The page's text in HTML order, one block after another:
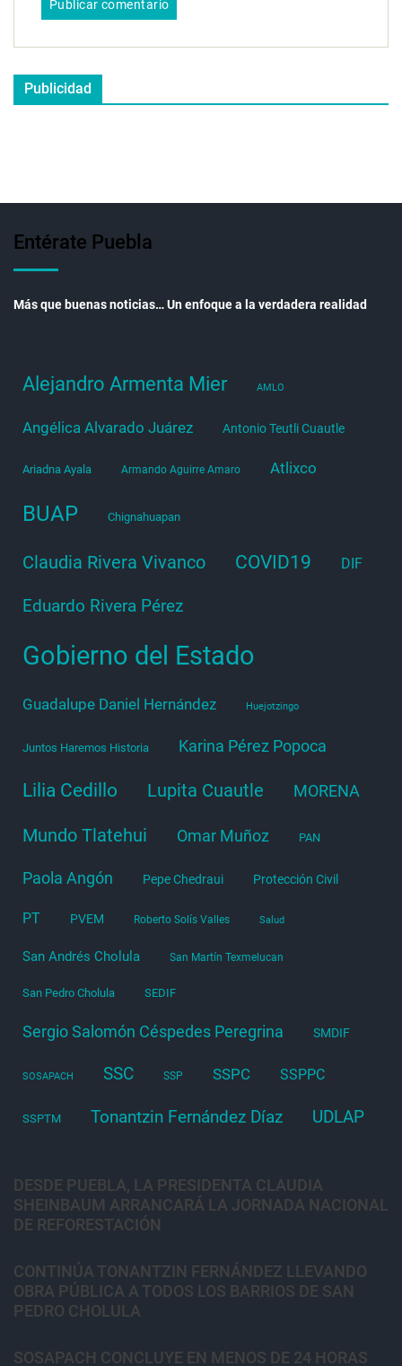
Publicidad
Entérate Puebla
Más que buenas noticias… Un enfoque a la verdadera realidad
Alejandro Armenta Mier AMLO
Angélica Alvarado Juárez Antonio Teutli Cuautle
Ariadna Ayala Armando Aguirre Amaro Atlixco
BUAP Chignahuapan
Claudia Rivera Vivanco COVID19 DIF
Eduardo Rivera Pérez
Gobierno del Estado
Guadalupe Daniel Hernández Huejotzingo
Juntos Haremos Historia Karina Pérez Popoca
Lilia Cedillo Lupita Cuautle MORENA
Mundo Tlatehui Omar Muñoz PAN
Paola Angón Pepe Chedraui Protección Civil
PT PVEM Roberto Solís Valles Salud
San Andrés Cholula San Martín Texmelucan
San Pedro Cholula SEDIF
Sergio Salomón Céspedes Peregrina SMDIF
SOSAPACH SSC SSP SSPC SSPPC
SSPTM Tonantzin Fernández Díaz UDLAP
DESDE PUEBLA, LA PRESIDENTA CLAUDIA
SHEINBAUM ARRANCARÁ LA JORNADA NACIONAL
DE REFORESTACIÓN
CONTINÚA TONANTZIN FERNÁNDEZ LLEVANDO
OBRA PÚBLICA A TODOS LOS BARRIOS DE SAN
PEDRO CHOLULA
SOSAPACH CONCLUYE EN MENOS DE 24 HORAS